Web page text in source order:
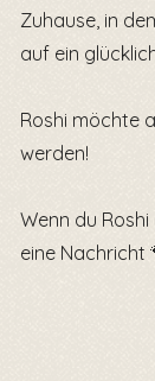
Zuhause, in
auf ein
Roshi möchte
werden!
Wenn du
eine Nachricht